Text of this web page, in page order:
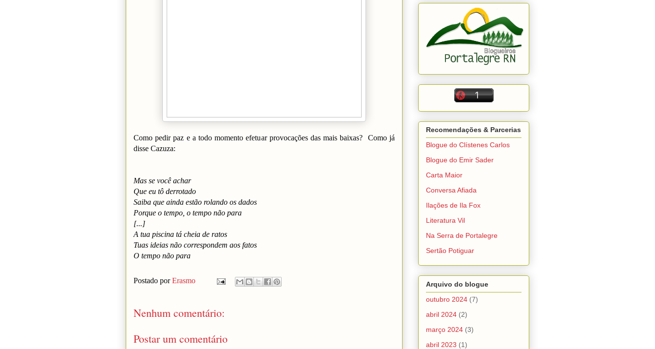
Como pedir paz e a todo momento efetuar provocações das mais baixas? Como já
disse Cazuza:
Mas se você achar
Que eu tô derrotado
Saiba que ainda estão rolando os dados
Porque o tempo, o tempo não para
[...]
A tua piscina tá cheia de ratos
Tuas ideias não correspondem aos fatos
O tempo não para
Postado porErasmo
Nenhum comentário:
Postar um comentário
Recomendações & Parcerias
Blogue do Clístenes Carlos
Blogue do Emir Sader
Carta Maior
Conversa Afiada
Ilações de Ila Fox
Literatura Vil
Na Serra de Portalegre
Sertão Potiguar
Arquivo do blogue
outubro 2024 (7)
abril 2024 (2)
março 2024 (3)
abril 2023 (1)